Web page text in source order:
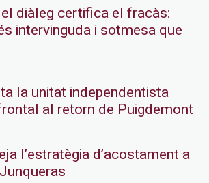
diàleg certifica el fracàs:
intervinguda i sotmesa que
la unitat independentista
al retorn de Puigdemont
l’estratègia d’acostament a